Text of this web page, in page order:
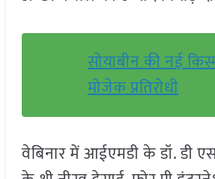
सोयाबीन की नई
मोजेक प्रतिरोधी
वेबिनार में आईएमडी के डॉ. डी